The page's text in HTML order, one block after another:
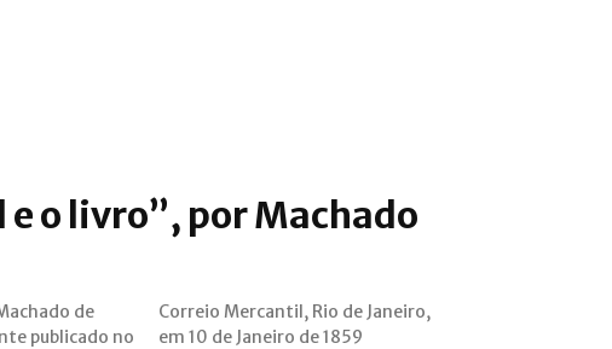
e o livro”, por Machado
de
publicado no
de Janeiro,
em 10 de Janeiro de 1859